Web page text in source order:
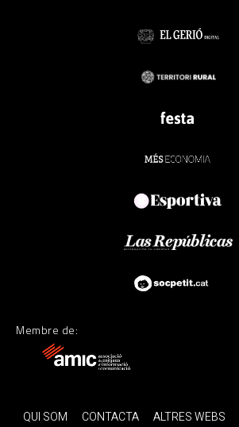
Membre de:
QUI SOM CONTACTA ALTRES WEBS